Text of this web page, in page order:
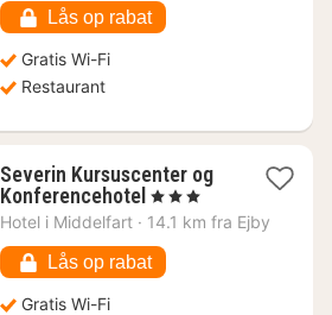
504
kr.
Lås op rabat
Gratis Wi-Fi
Restaurant
Severin Kursuscenter og
Konferencehotel 1
nat
720
kr.
, 3 Stjerner
Hotel i Middelfart · 14.1 km fra Ejby
Lås op rabat
Gratis Wi-Fi